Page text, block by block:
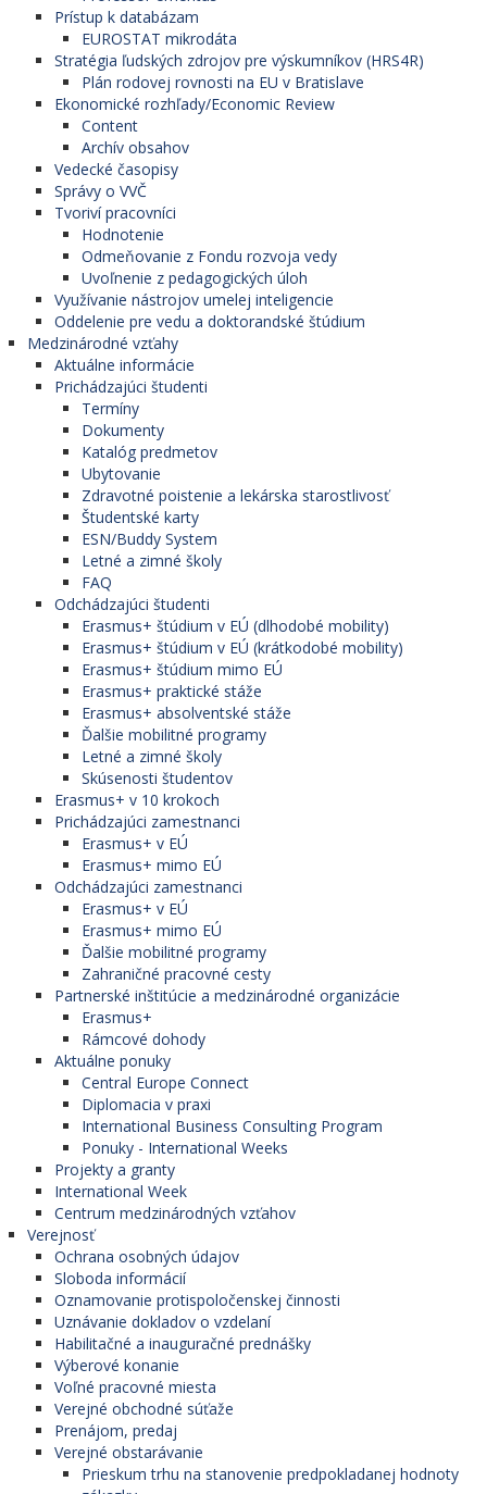
Prístup k databázam
EUROSTAT mikrodáta
Stratégia ľudských zdrojov pre výskumníkov (HRS4R)
Plán rodovej rovnosti na EU v Bratislave
Ekonomické rozhľady/Economic Review
Content
Archív obsahov
Vedecké časopisy
Správy o VVČ
Tvoriví pracovníci
Hodnotenie
Odmeňovanie z Fondu rozvoja vedy
Uvoľnenie z pedagogických úloh
Využívanie nástrojov umelej inteligencie
Oddelenie pre vedu a doktorandské štúdium
Medzinárodné vzťahy
Aktuálne informácie
Prichádzajúci študenti
Termíny
Dokumenty
Katalóg predmetov
Ubytovanie
Zdravotné poistenie a lekárska starostlivosť
Študentské karty
ESN/Buddy System
Letné a zimné školy
FAQ
Odchádzajúci študenti
Erasmus+ štúdium v EÚ (dlhodobé mobility)
Erasmus+ štúdium v EÚ (krátkodobé mobility)
Erasmus+ štúdium mimo EÚ
Erasmus+ praktické stáže
Erasmus+ absolventské stáže
Ďalšie mobilitné programy
Letné a zimné školy
Skúsenosti študentov
Erasmus+ v 10 krokoch
Prichádzajúci zamestnanci
Erasmus+ v EÚ
Erasmus+ mimo EÚ
Odchádzajúci zamestnanci
Erasmus+ v EÚ
Erasmus+ mimo EÚ
Ďalšie mobilitné programy
Zahraničné pracovné cesty
Partnerské inštitúcie a medzinárodné organizácie
Erasmus+
Rámcové dohody
Aktuálne ponuky
Central Europe Connect
Diplomacia v praxi
International Business Consulting Program
Ponuky - International Weeks
Projekty a granty
International Week
Centrum medzinárodných vzťahov
Verejnosť
Ochrana osobných údajov
Sloboda informácií
Oznamovanie protispoločenskej činnosti
Uznávanie dokladov o vzdelaní
Habilitačné a inauguračné prednášky
Výberové konanie
Voľné pracovné miesta
Verejné obchodné súťaže
Prenájom, predaj
Verejné obstarávanie
Prieskum trhu na stanovenie predpokladanej hodnoty